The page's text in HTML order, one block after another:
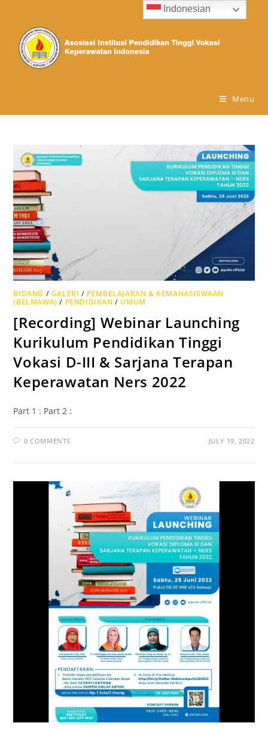
Menu
BIDANG / GALERI / PEMBELAJARAN & KEMAHASISWAAN
(BELMAWA) / PENDIDIKAN / UMUM
[Recording] Webinar Launching
Kurikulum Pendidikan Tinggi
Vokasi D-III & Sarjana Terapan
Keperawatan Ners 2022
Part 1 : Part 2 :
0 COMMENTS JULY 19, 2022
Indonesian